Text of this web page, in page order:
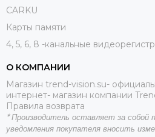
CARKU
Карты памяти
4, 5, 6, 8 -канальные
О КОМПАНИИ
Магазин trend-vision.su-
интернет- магазин компании
Правила возврата
*Производитель оставляет за собой
уведомления покупателя вносить